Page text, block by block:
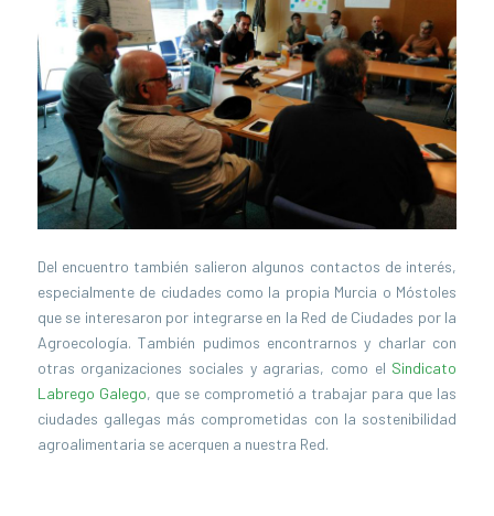
Del encuentro también salieron algunos contactos de interés,
especialmente de ciudades como la propia Murcia o Móstoles
que se interesaron por integrarse en la Red de Ciudades por la
Agroecología. También pudimos encontrarnos y charlar con
otras organizaciones sociales y agrarias, como el Sindicato
Labrego Galego, que se comprometió a trabajar para que las
ciudades gallegas más comprometidas con la sostenibilidad
agroalimentaria se acerquen a nuestra Red.